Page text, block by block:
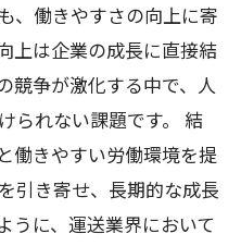
、働きやすさの向上に寄
上は企業の成長に直接結
競争が激化する中で、人
られない課題です。 結
働きやすい労働環境を提
引き寄せ、長期的な成長
うに、運送業界において